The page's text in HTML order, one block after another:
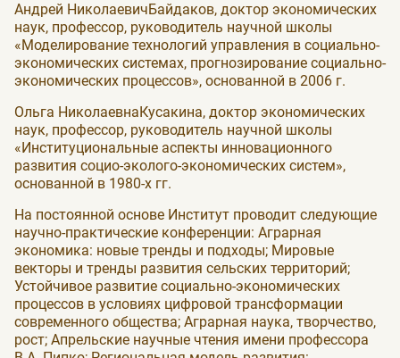
Андрей НиколаевичБайдаков, доктор экономических
наук, профессор, руководитель научной школы
«Моделирование технологий управления в социально-
экономических системах, прогнозирование социально-
экономических процессов», основанной в 2006 г.
Ольга НиколаевнаКусакина, доктор экономических
наук, профессор, руководитель научной школы
«Институциональные аспекты инновационного
развития социо-эколого-экономических систем»,
основанной в 1980-х гг.
На постоянной основе Институт проводит следующие
научно-практические конференции: Аграрная
экономика: новые тренды и подходы; Мировые
векторы и тренды развития сельских территорий;
Устойчивое развитие социально-экономических
процессов в условиях цифровой трансформации
современного общества; Аграрная наука, творчество,
рост; Апрельские научные чтения имени профессора